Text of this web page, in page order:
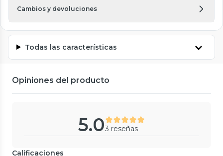
Cambios y devoluciones
Todas las características
Opiniones del producto
5.03 reseñas
Calificaciones